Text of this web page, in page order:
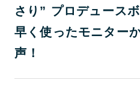
さり” プロデュース
早く使ったモニター
声！